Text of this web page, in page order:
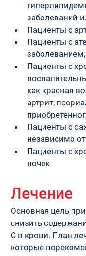
заболеваний
Пациенты с
Пациенты с
Пациенты с
как красная
артрит,
Пациенты с
независимо
Пациенты с
почек
Лечение
Основная цель
снизить
C в крови. План
которые